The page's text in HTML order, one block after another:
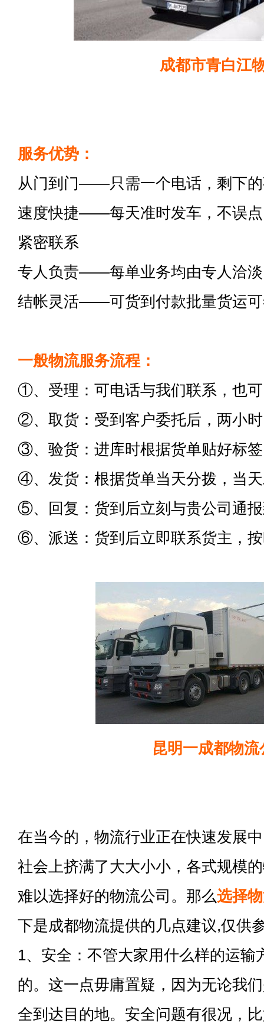
成都市青白江
服务优势：
从门到门——只需一个电话，剩下
速度快捷——每天准时发车，不误
紧密联系
专人负责——每单业务均由专人洽
结帐灵活——可货到付款批量货运
一般物流服务流程：
①、受理：可电话与我们联系，也
②、取货：受到客户委托后，两小
③、验货：进库时根据货单贴好标签
④、发货：根据货单当天分拨，当
⑤、回复：货到后立刻与贵公司通
⑥、派送：货到后立即联系货主，
昆明一成都物流
在当今的，物流行业正在快速发展
社会上挤满了大大小小，各式规模
难以选择好的物流公司。那么选择
下是成都物流提供的几点建议,仅供
1、安全：不管大家用什么样的运输
的。这一点毋庸置疑，因为无论我
全到达目的地。安全问题有很况，